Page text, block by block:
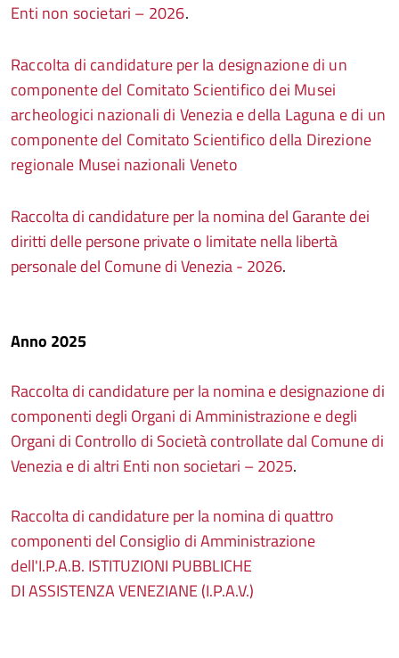
Enti non societari – 2026.
Raccolta di candidature per la designazione di un
componente del Comitato Scientifico dei Musei
archeologici nazionali di Venezia e della Laguna e di un
componente del Comitato Scientifico della Direzione
regionale Musei nazionali Veneto
Raccolta di candidature per la nomina del Garante dei
diritti delle persone private o limitate nella libertà
personale del Comune di Venezia - 2026.
Anno 2025
Raccolta di candidature per la nomina e designazione di
componenti degli Organi di Amministrazione e degli
Organi di Controllo di Società controllate dal Comune di
Venezia e di altri Enti non societari – 2025.
Raccolta di candidature per la nomina di quattro
componenti del Consiglio di Amministrazione
dell'I.P.A.B. ISTITUZIONI PUBBLICHE
DI ASSISTENZA VENEZIANE (I.P.A.V.)